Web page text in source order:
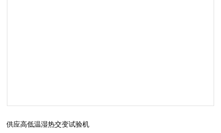
供应高低温湿热交变试验机